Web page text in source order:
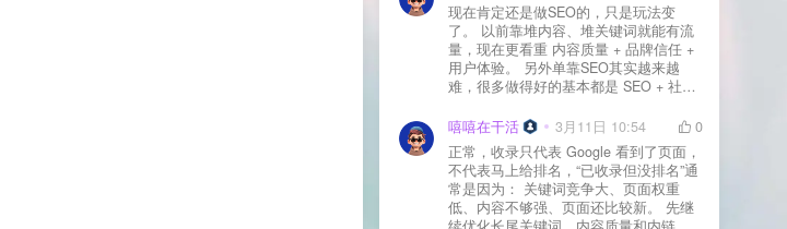
现在肯定还是做SEO的，只是玩法变
了。 以前靠堆内容、堆关键词就能有流
量，现在更看重 内容质量 + 品牌信任 +
用户体验。 另外单靠SEO其实越来越
难，很多做得好的基本都是 SEO + 社媒
质还是一个长期获客渠道，但不能再当
成唯一渠道了。
嘻嘻在干活 3月11日 10:54
0
正常，收录只代表 Google 看到了页面，
不代表马上给排名，“已收录但没排名”通
常是因为： 关键词竞争大、页面权重
低、内容不够强、页面还比较新。 先继